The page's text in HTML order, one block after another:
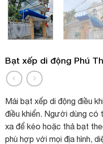
Bạt xếp di động Phú
Mái bạt xếp di động điều
điều khiển. Người dùng có
xa để kéo hoặc thả bạt
phù hợp với mọi địa hình,